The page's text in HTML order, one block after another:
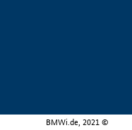
BMWi.de, 2021 ©